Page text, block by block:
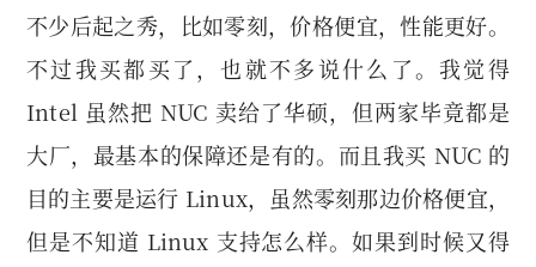
不少后起之秀，比如零刻，价格便宜，性能更好。
不过我买都买了，也就不多说什么了。我觉得
Intel 虽然把 NUC 卖给了华硕，但两家毕竟都是
大厂，最基本的保障还是有的。而且我买 NUC 的
目的主要是运行 Linux，虽然零刻那边价格便宜，
但是不知道 Linux 支持怎么样。如果到时候又得